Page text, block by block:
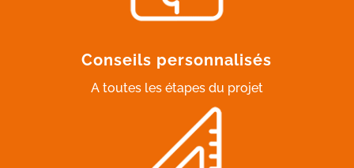
Conseils personnalisés
A toutes les étapes du projet